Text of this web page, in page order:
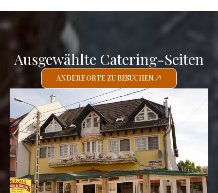
Ausgewählte Catering-Seiten
ANDERE ORTE ZU BESUCHEN